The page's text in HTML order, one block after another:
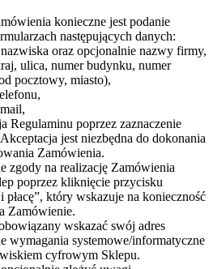
konieczne jest podanie
następujących danych:
oraz opcjonalnie nazwy firmy,
ulica, numer budynku, numer
pocztowy, miasto),
Regulaminu poprzez zaznaczenie
jest niezbędna do dokonania
Zamówienia.
zgody na realizację Zamówienia
poprzez kliknięcie przycisku
płacę”, który wskazuje na konieczność
Zamówienie.
wskazać swój adres
wymagania systemowe/informatyczne
cyfrowym Sklepu.